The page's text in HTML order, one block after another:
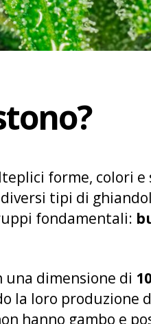
forme, colori
tipi di
fondamentali:
una dimensione di
la loro produzione
hanno gambo e